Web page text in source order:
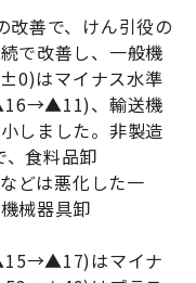
善で、けん引役の
で改善し、一般機
はマイナス水準
、輸送機
しました。非製造
食料品卸
は悪化した一
械器具卸
はマイナ